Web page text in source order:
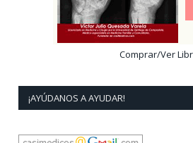
Comprar/Ver
¡AYÚDANOS A AYUDAR!